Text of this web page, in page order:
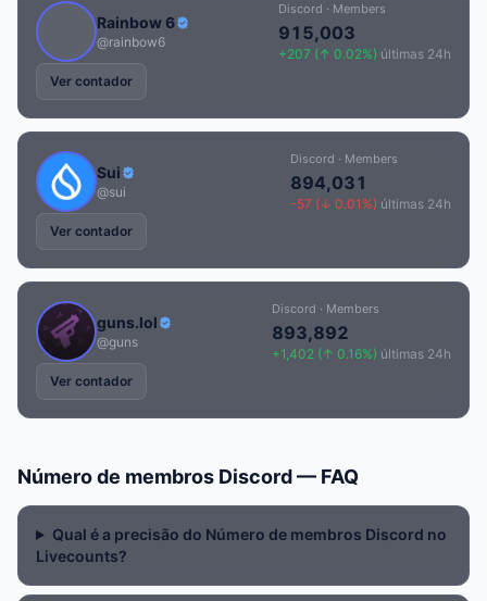
Rainbow 6
@rainbow6
Discord · Members
915,003
+207 (↑ 0.02%) últimas 24h
Ver contador
Sui
@sui
Discord · Members
894,031
-57 (↓ 0.01%) últimas 24h
Ver contador
guns.lol
@guns
Discord · Members
893,892
+1,402 (↑ 0.16%) últimas 24h
Ver contador
Número de membros Discord — FAQ
Qual é a precisão do Número de membros Discord no
Livecounts?